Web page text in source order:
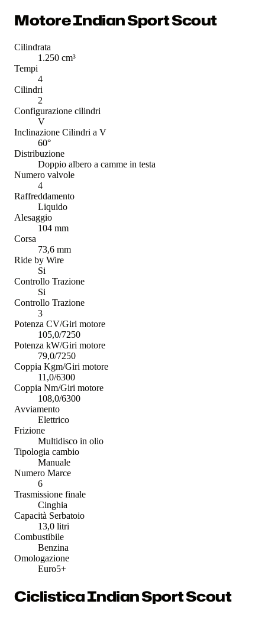
Motore Indian Sport Scout
Cilindrata
1.250 cm³
Tempi
4
Cilindri
2
Configurazione cilindri
V
Inclinazione Cilindri a V
60°
Distribuzione
Doppio albero a camme in testa
Numero valvole
4
Raffreddamento
Liquido
Alesaggio
104 mm
Corsa
73,6 mm
Ride by Wire
Si
Controllo Trazione
Si
Controllo Trazione
3
Potenza CV/Giri motore
105,0/7250
Potenza kW/Giri motore
79,0/7250
Coppia Kgm/Giri motore
11,0/6300
Coppia Nm/Giri motore
108,0/6300
Avviamento
Elettrico
Frizione
Multidisco in olio
Tipologia cambio
Manuale
Numero Marce
6
Trasmissione finale
Cinghia
Capacità Serbatoio
13,0 litri
Combustibile
Benzina
Omologazione
Euro5+
Ciclistica Indian Sport Scout